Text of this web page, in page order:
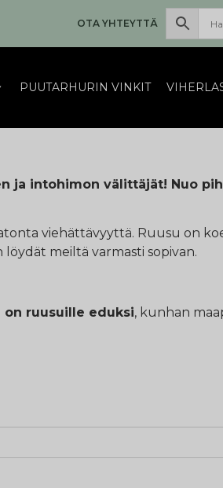
OTA YHTEYTTÄ
PUUTARHURIN VINKIT
ja intohimon välittäjät! Nuo
viehättävyyttä. Ruusu on
löydät meiltä varmasti sopivan.
on ruusuille eduksi, kunhan